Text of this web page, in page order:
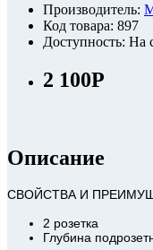
Производитель:
Код товара: 897
Доступность: На
2 100Р
Описание
СВОЙСТВА И
2 розетка
Глубина